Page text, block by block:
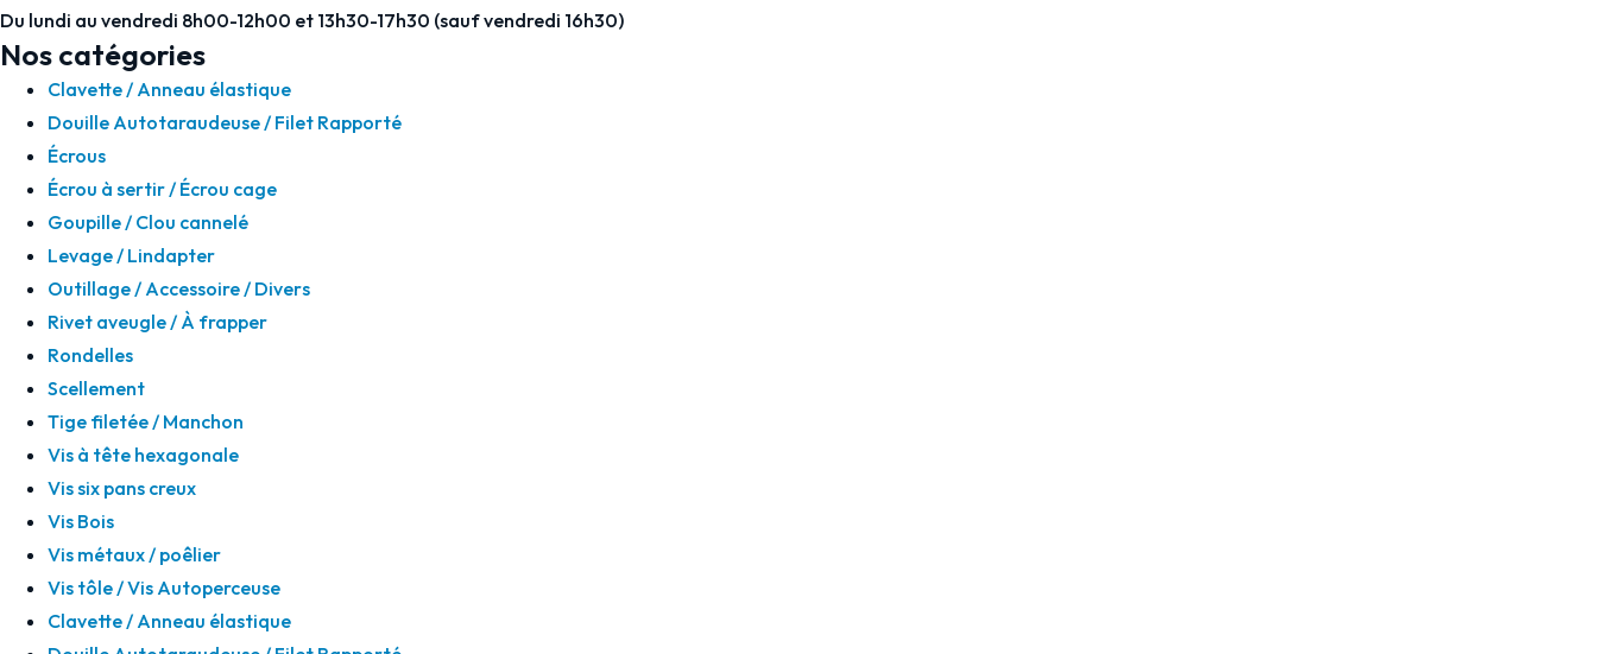
Du lundi au vendredi 8h00-12h00 et 13h30-17h30 (sauf vendredi 16h30)
Nos catégories
Clavette / Anneau élastique
Douille Autotaraudeuse / Filet Rapporté
Écrous
Écrou à sertir / Écrou cage
Goupille / Clou cannelé
Levage / Lindapter
Outillage / Accessoire / Divers
Rivet aveugle / À frapper
Rondelles
Scellement
Tige filetée / Manchon
Vis à tête hexagonale
Vis six pans creux
Vis Bois
Vis métaux / poêlier
Vis tôle / Vis Autoperceuse
Clavette / Anneau élastique